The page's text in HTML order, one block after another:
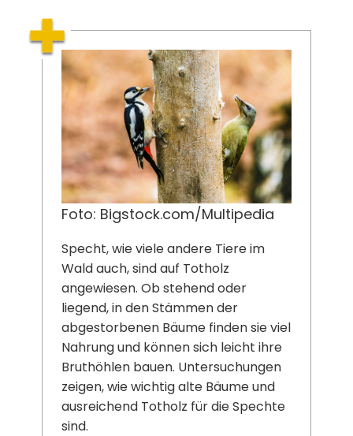
Foto: Bigstock.com/Multipedia
Specht, wie viele andere Tiere im
Wald auch, sind auf Totholz
angewiesen. Ob stehend oder
liegend, in den Stämmen der
abgestorbenen Bäume finden sie viel
Nahrung und können sich leicht ihre
Bruthöhlen bauen. Untersuchungen
zeigen, wie wichtig alte Bäume und
ausreichend Totholz für die Spechte
sind.